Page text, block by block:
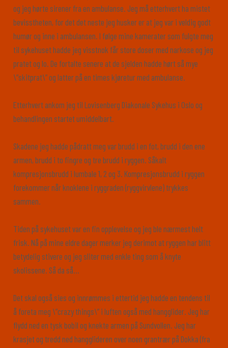
og jeg hørte sirener fra en ambulanse. Jeg må etterhvert ha mistet
bevisstheten, for det det neste jeg husker er at jeg var i veldig godt
humør og inne i ambulansen. I følge mine kamerater som fulgte meg
til sykehuset hadde jeg visstnok får store doser med narkose og jeg
pratet og lo. De fortalte senere at de sjelden hadde hørt så mye
\”skitprat\” og latter på en times kjøretur med ambulanse.
Etterhvert ankom jeg til Lovisenberg Diakonale Sykehus i Oslo og
behandlingen startet umiddelbart.
Skadene jeg hadde pådratt meg var brudd i en fot, brudd i den ene
armen, brudd i to fingre og tre brudd i ryggen. Såkalt
kompresjonsbrudd i lumbale 1, 2 og 3. Kompresjonsbrudd i ryggen
forekommer når knoklene i ryggraden (ryggvirvlene) trykkes
sammen.
Tiden på sykehuset var en fin opplevelse og jeg ble nærmest helt
frisk. Nå på mine eldre dager merker jeg derimot at ryggen har blitt
betydelig stivere og jeg sliter med enkle ting som å knyte
skolissene. Så da så…
Det skal også sies og innrømmes i ettertid jeg hadde en tendens til
å foreta meg \”crazy things\” i luften også med hangglider. Jeg har
flydd ned en tysk bobil og knekte armen på Sundvollen. Jeg har
krasjet og tredd ned hangglideren over noen grantrær på Dokka (fra